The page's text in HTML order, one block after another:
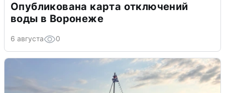
Опубликована карта отключений
воды в Воронеже
6 августа 0